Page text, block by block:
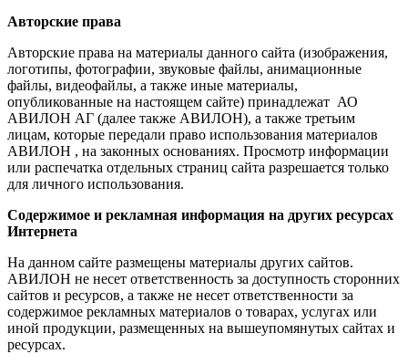
Авторские права
Авторские права на материалы данного сайта (изображения,
логотипы, фотографии, звуковые файлы, анимационные
файлы, видеофайлы, а также иные материалы,
опубликованные на настоящем сайте) принадлежат АО
АВИЛОН АГ (далее также АВИЛОН), а также третьим
лицам, которые передали право использования материалов
АВИЛОН , на законных основаниях. Просмотр информации
или распечатка отдельных страниц сайта разрешается только
для личного использования.
Содержимое и рекламная информация на других ресурсах
Интернета
На данном сайте размещены материалы других сайтов.
АВИЛОН не несет ответственность за доступность сторонних
сайтов и ресурсов, а также не несет ответственности за
содержимое рекламных материалов о товарах, услугах или
иной продукции, размещенных на вышеупомянутых сайтах и
ресурсах.